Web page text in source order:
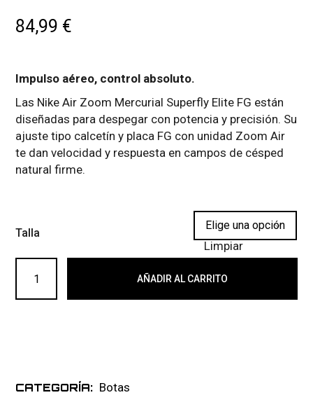
84,99 €
Impulso aéreo, control absoluto.
Las Nike Air Zoom Mercurial Superfly Elite FG están
diseñadas para despegar con potencia y precisión. Su
ajuste tipo calcetín y placa FG con unidad Zoom Air
te dan velocidad y respuesta en campos de césped
natural firme.
Talla
Limpiar
NIKE AIR ZOOM MERCURIAL SUPERFLY ELITE FG 014
AÑADIR AL CARRITO
CATEGORÍA: Botas